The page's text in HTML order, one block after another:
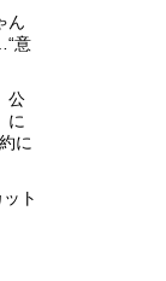
ん
意
公
に
に
ト